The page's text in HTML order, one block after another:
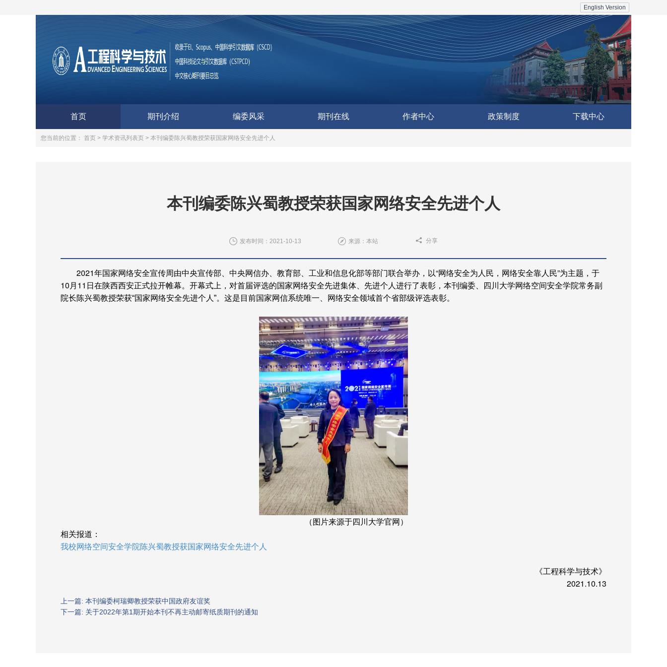
English Version
首页 期刊介绍 编委风采 期刊在线 作者中心 政策制度 下载中心
您当前的位置： 首页 > 学术资讯列表页 > 本刊编委陈兴蜀教授荣获国家网络安全先进个人
本刊编委陈兴蜀教授荣获国家网络安全先进个人
发布时间：2021-10-13 来源：本站 分享
2021年国家网络安全宣传周由中央宣传部、中央网信办、教育部、工业和信息化部等部门联合举办，以“网络安全为人民，网络安全靠人民”为主题，于
10月11 日在陕西西安正式拉开帷幕。开幕式上，对首届评选的国家网络安全先进集体、先进个人进行了表彰， 本刊编委、四川大学网络空间安全学院常务副
院长陈兴蜀教授荣获“国家网络安全先进个人”。这是目前国家网信系统唯一、网络安全领域首个省部级评选表彰。
（图片来源于四川大学官网）
相关报道：
我校网络空间安全学院陈兴蜀教授获国家网络安全先进个人
《工程科学与技术》
2021.10.13
上一篇: 本刊编委柯瑞卿教授荣获中国政府友谊奖
下一篇: 关于2022年第1期开始本刊不再主动邮寄纸质期刊的通知